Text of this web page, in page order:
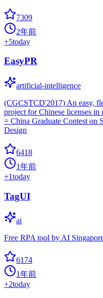
7309
2年前
+5today
EasyPR
artificial-intelligence
(CGCSTCD'2017) An easy,
project for Chinese licenses
= China Graduate Contest on
Design
6418
1年前
+1today
TagUI
ai
Free RPA tool by AI
6174
1年前
+2today